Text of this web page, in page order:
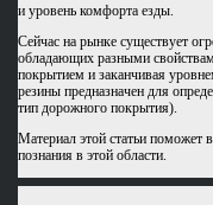
и уровень комфорта езды.
Сейчас на рынке существует
обладающих разными
покрытием и заканчивая
резины предназначен для
тип дорожного покрытия).
Материал этой статьи поможет
познания в этой области.